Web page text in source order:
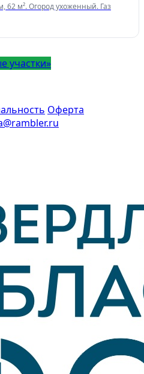
62 м². Огород ухоженный. Газ
участки»
Оферта